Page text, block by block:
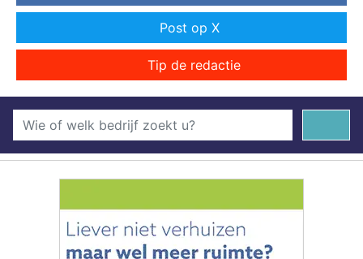
Post op X
Tip de redactie